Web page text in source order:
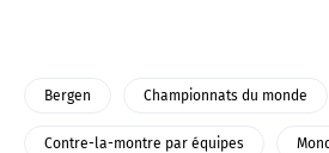
Bergen Championnats du monde
Contre-la-montre par équipes